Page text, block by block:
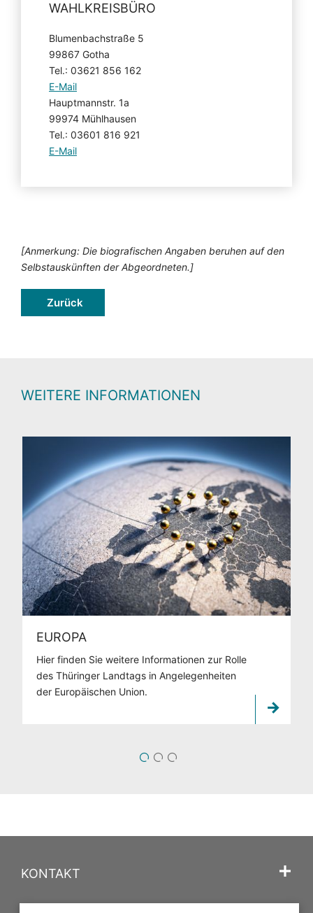
WAHLKREISBÜRO
Blumenbachstraße 5
99867 Gotha
Tel.: 03621 856 162
E-Mail
Hauptmannstr. 1a
99974 Mühlhausen
Tel.: 03601 816 921
E-Mail
[Anmerkung: Die biografischen Angaben beruhen auf den
Selbstauskünften der Abgeordneten.]
Zurück
WEITERE INFORMATIONEN
EUROPA
Hier finden Sie weitere Informationen zur Rolle
des Thüringer Landtags in Angelegenheiten
der Europäischen Union.
1 2
KONTAKT